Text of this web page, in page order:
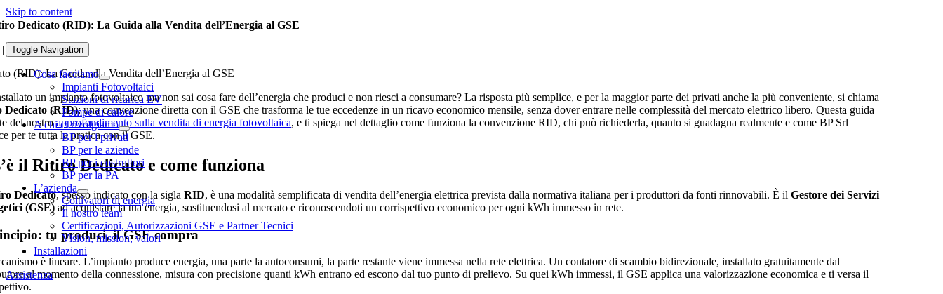
Skip to content
Toggle Navigation
Cosa facciamo
Impianti Fotovoltaici
Stazioni di ricarica EV
Pompe di calore
A chi ci rivolgiamo
BP per i privati
BP per le aziende
BP per i costruttori
BP per la PA
L’azienda
Coltivatori di energia
Il nostro team
Certificazioni, Autorizzazioni GSE e Partner Tecnici
Vision, mission, valori
Installazioni
Assistenza
Dedicato (RID): La Guida alla Vendita dell’Energia al GSE
|
(RID): La Guida alla Vendita dell’Energia al GSE
un impianto fotovoltaico ma non sai cosa fare dell’energia che produci e non riesci a consumare? La risposta più semplice, e per la maggior parte dei privati anche la più conveniente, si chiama
Dedicato (RID): una convenzione diretta con il GSE che trasforma le tue eccedenze in un ricavo economico mensile, senza dover entrare nelle complessità del mercato elettrico libero. Questa guida
del nostroapprofondimento sulla vendita di energia fotovoltaica, e ti spiega nel dettaglio come funziona la convenzione RID, chi può richiederla, quanto si guadagna realmente e come BP Srl
per te tutta la pratica con il GSE.
il Ritiro Dedicato e come funziona
Dedicato, spesso indicato con la sigla RID, è una modalità semplificata di vendita dell’energia elettrica prevista dalla normativa italiana per i produttori da fonti rinnovabili. È il Gestore dei Servizi
(GSE) ad acquistare la tua energia, sostituendosi al mercato e riconoscendoti un corrispettivo economico per ogni kWh immesso in rete.
tu produci, il GSE compra
è lineare. L’impianto produce energia, una parte la autoconsumi, la parte restante viene immessa nella rete elettrica. Un contatore di scambio bidirezionale, installato gratuitamente dal
al momento della connessione, misura con precisione quanti kWh entrano ed escono dal tuo punto di prelievo. Su quei kWh immessi, il GSE applica una valorizzazione economica e ti versa il